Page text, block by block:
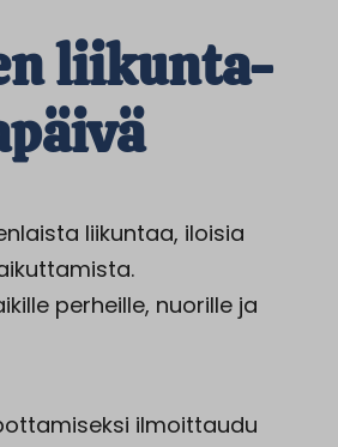
liikunta-
liikuntaa, iloisia
perheille, nuorille ja
ilmoittaudu